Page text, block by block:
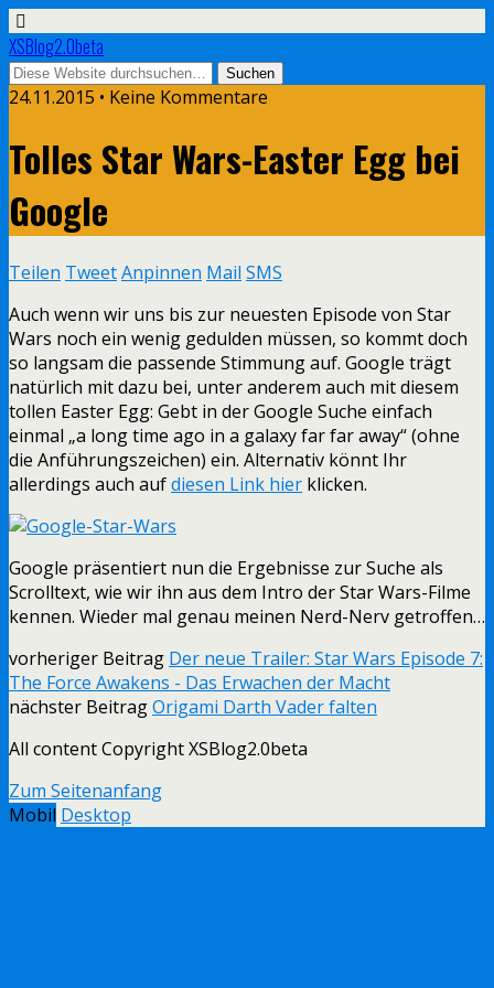
XSBlog2.0beta
24.11.2015 • Keine Kommentare
Tolles Star Wars-Easter Egg bei
Google
Teilen TweetAnpinnen Mail SMS
Auch wenn wir uns bis zur neuesten Episode von Star
Wars noch ein wenig gedulden müssen, so kommt doch
so langsam die passende Stimmung auf. Google trägt
natürlich mit dazu bei, unter anderem auch mit diesem
tollen Easter Egg: Gebt in der Google Suche einfach
einmal „a long time ago in a galaxy far far away“ (ohne
die Anführungszeichen) ein. Alternativ könnt Ihr
allerdings auch aufdiesen Link hier klicken.
Google präsentiert nun die Ergebnisse zur Suche als
Scrolltext, wie wir ihn aus dem Intro der Star Wars-Filme
kennen. Wieder mal genau meinen Nerd-Nerv getroffen…
vorheriger Beitrag Der neue Trailer: Star Wars Episode 7:
The Force Awakens - Das Erwachen der Macht
nächster BeitragOrigami Darth Vader falten
All content Copyright XSBlog2.0beta
Zum Seitenanfang
Mobil Desktop